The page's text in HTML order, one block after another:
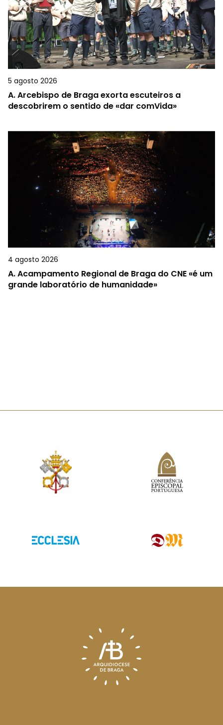
5 agosto 2026
A.Arcebispo de Braga exorta escuteiros a
descobrirem o sentido de «dar comVida»
4 agosto 2026
A.Acampamento Regional de Braga do CNE «é um
grande laboratório de humanidade»